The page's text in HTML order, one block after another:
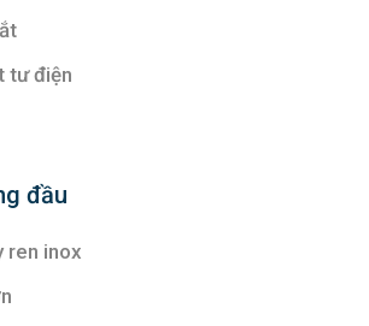
tư điện
đầu
ren inox